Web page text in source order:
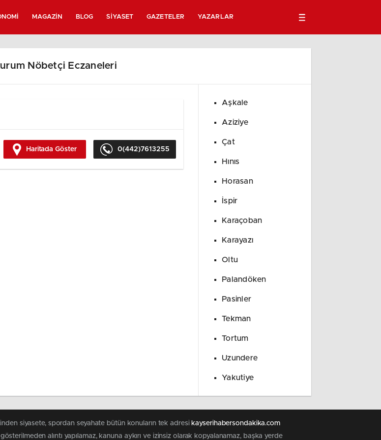
MAGAZIN BLOG SIYASET GAZETELER YAZARLAR
Nöbetçi Eczaneleri
Haritada Göster 0(442)7613255
Aşkale
Aziziye
Çat
Hınıs
Horasan
İspir
Karaçoban
Karayazı
Oltu
Palandöken
Pasinler
Tekman
Tortum
Uzundere
Yakutiye
siyasete, spordan seyahate bütün konuların tek adresi kayserihabersondakika.com
alıntı yapılamaz, kanuna aykırı ve izinsiz olarak kopyalanamaz, başka yerde